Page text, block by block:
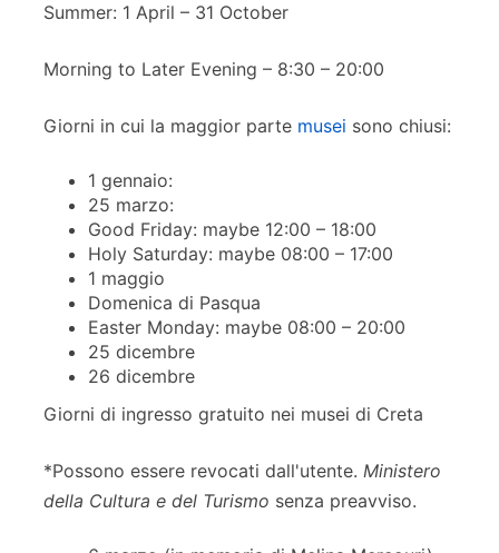
Summer: 1 April – 31 October
Morning to Later Evening – 8:30 – 20:00
Giorni in cui la maggior parte musei sono chiusi:
1 gennaio:
25 marzo:
Good Friday: maybe 12:00 – 18:00
Holy Saturday: maybe 08:00 – 17:00
1 maggio
Domenica di Pasqua
Easter Monday: maybe 08:00 – 20:00
25 dicembre
26 dicembre
Giorni di ingresso gratuito nei musei di Creta
*Possono essere revocati dall'utente. Ministero
della Cultura e del Turismo senza preavviso.